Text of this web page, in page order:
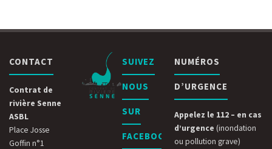
CONTACT
Contrat de
rivière Senne
ASBL
Place Josse
Goffin n°1
SUIVEZ
NOUS
SUR
FACEBOOK
NUMÉROS
D’URGENCE
Appelez le 112 – en cas
d’urgence (inondation
ou pollution grave)